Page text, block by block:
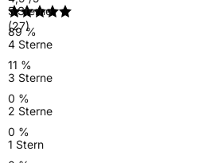
(27)
5 Sterne
89 %
4 Sterne
11 %
3 Sterne
0 %
2 Sterne
0 %
1 Stern